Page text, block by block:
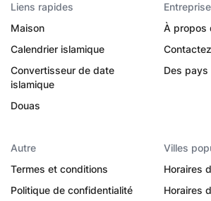
Liens rapides
Maison
Calendrier islamique
Convertisseur de date
islamique
Douas
Entreprise
À propos
Des pays
Autre
Termes et conditions
Politique de confidentialité
Villes
Horaires
Horaires